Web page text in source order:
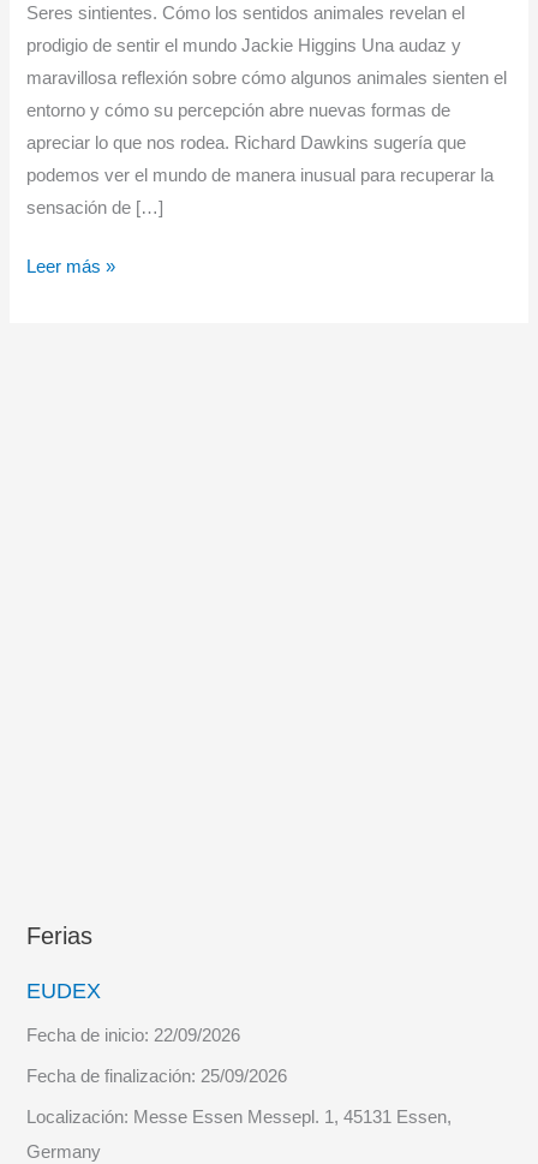
Seres sintientes. Cómo los sentidos animales revelan el
prodigio de sentir el mundo Jackie Higgins Una audaz y
maravillosa reflexión sobre cómo algunos animales sienten el
entorno y cómo su percepción abre nuevas formas de
apreciar lo que nos rodea. Richard Dawkins sugería que
podemos ver el mundo de manera inusual para recuperar la
sensación de […]
Seres
Leer más »
Ferias
EUDEX
Fecha de inicio:22/09/2026
Fecha de finalización:25/09/2026
Localización: Messe Essen Messepl. 1, 45131 Essen,
Germany